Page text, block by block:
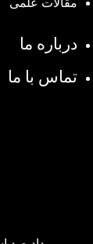
درباره ما
تماس با ما